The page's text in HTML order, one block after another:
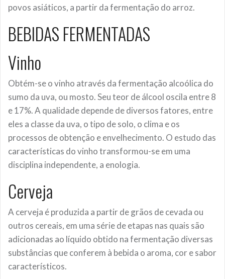
povos asiáticos, a partir da fermentação do arroz.
BEBIDAS FERMENTADAS
Vinho
Obtém-se o vinho através da fermentação alcoólica do
sumo da uva, ou mosto. Seu teor de álcool oscila entre 8
e 17%. A qualidade depende de diversos fatores, entre
eles a classe da uva, o tipo de solo, o clima e os
processos de obtenção e envelhecimento. O estudo das
características do vinho transformou-se em uma
disciplina independente, a enologia.
Cerveja
A cerveja é produzida a partir de grãos de cevada ou
outros cereais, em uma série de etapas nas quais são
adicionadas ao líquido obtido na fermentação diversas
substâncias que conferem à bebida o aroma, cor e sabor
característicos.